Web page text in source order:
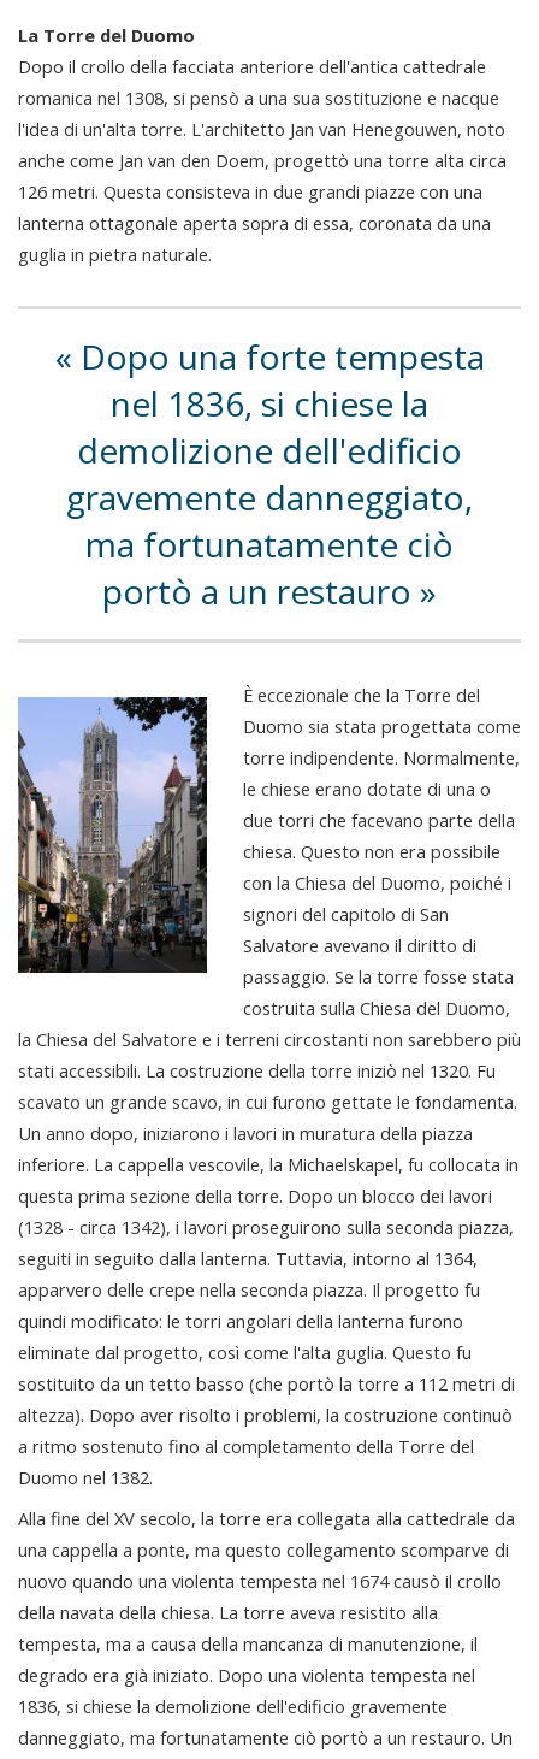
La Torre del Duomo
Dopo il crollo della facciata anteriore dell'antica cattedrale
romanica nel 1308, si pensò a una sua sostituzione e nacque
l'idea di un'alta torre. L'architetto Jan van Henegouwen, noto
anche come Jan van den Doem, progettò una torre alta circa
126 metri. Questa consisteva in due grandi piazze con una
lanterna ottagonale aperta sopra di essa, coronata da una
guglia in pietra naturale.
Dopo una forte tempesta
nel 1836, si chiese la
demolizione dell'edificio
gravemente danneggiato,
ma fortunatamente ciò
portò a un restauro
È eccezionale che la Torre del
Duomo sia stata progettata come
torre indipendente. Normalmente,
le chiese erano dotate di una o
due torri che facevano parte della
chiesa. Questo non era possibile
con la Chiesa del Duomo, poiché i
signori del capitolo di San
Salvatore avevano il diritto di
passaggio. Se la torre fosse stata
costruita sulla Chiesa del Duomo,
la Chiesa del Salvatore e i terreni circostanti non sarebbero più
stati accessibili. La costruzione della torre iniziò nel 1320. Fu
scavato un grande scavo, in cui furono gettate le fondamenta.
Un anno dopo, iniziarono i lavori in muratura della piazza
inferiore. La cappella vescovile, la Michaelskapel, fu collocata in
questa prima sezione della torre. Dopo un blocco dei lavori
(1328 - circa 1342), i lavori proseguirono sulla seconda piazza,
seguiti in seguito dalla lanterna. Tuttavia, intorno al 1364,
apparvero delle crepe nella seconda piazza. Il progetto fu
quindi modificato: le torri angolari della lanterna furono
eliminate dal progetto, così come l'alta guglia. Questo fu
sostituito da un tetto basso (che portò la torre a 112 metri di
altezza). Dopo aver risolto i problemi, la costruzione continuò
a ritmo sostenuto fino al completamento della Torre del
Duomo nel 1382.
Alla fine del XV secolo, la torre era collegata alla cattedrale da
una cappella a ponte, ma questo collegamento scomparve di
nuovo quando una violenta tempesta nel 1674 causò il crollo
della navata della chiesa. La torre aveva resistito alla
tempesta, ma a causa della mancanza di manutenzione, il
degrado era già iniziato. Dopo una violenta tempesta nel
1836, si chiese la demolizione dell'edificio gravemente
danneggiato, ma fortunatamente ciò portò a un restauro. Un